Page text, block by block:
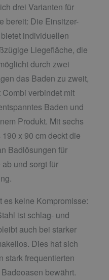
drei Varianten für
bereit: Die Einsitzer-
individuellen
Liegefläche, die
durch zwei
das Baden zu zweit,
verbindet mit
Baden und
Produkt. Mit sechs
x 90 cm deckt die
Badlösungen für
und sorgt für
es keine Kompromisse:
ist schlag- und
auch bei starker
Dies hat sich
stark frequentierten
bewährt.